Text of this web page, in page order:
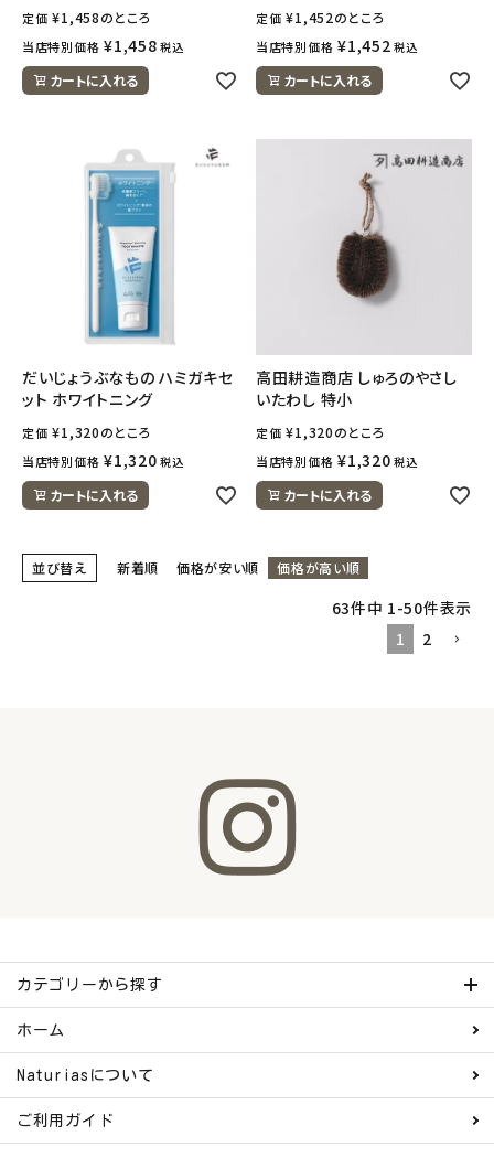
定価 ¥1,458のところ
当店特別価格 ¥1,458 税込
カートに入れる
定価 ¥1,452のところ
当店特別価格 ¥1,452 税込
カートに入れる
だいじょうぶなもの ハミガキセ
ット ホワイトニング
定価 ¥1,320のところ
当店特別価格 ¥1,320 税込
カートに入れる
高田耕造商店 しゅろのやさし
いたわし 特小
定価 ¥1,320のところ
当店特別価格 ¥1,320 税込
カートに入れる
並び替え 新着順 価格が安い順 価格が高い順
63件中 1-50件表示
1
2
カテゴリーから探す
ホーム
Naturiasについて
ご利用ガイド